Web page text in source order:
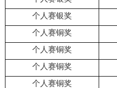
个人赛银奖
个人赛铜奖
个人赛铜奖
个人赛铜奖
个人赛铜奖